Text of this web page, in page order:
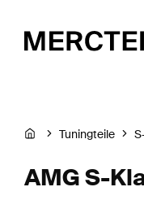
Tuningteile
AMG S-